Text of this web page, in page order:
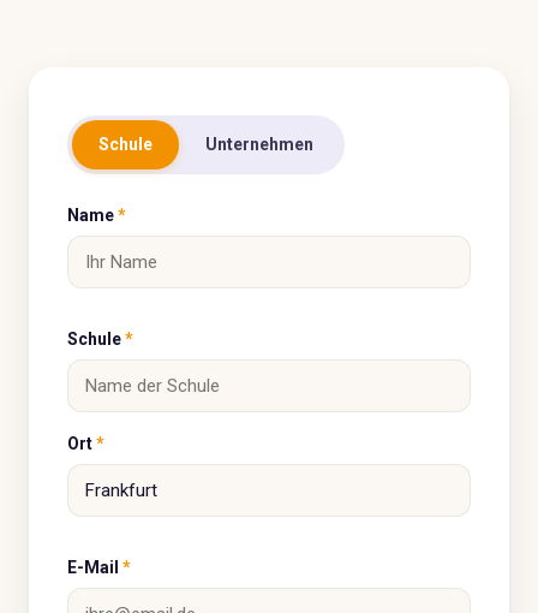
Schule Unternehmen
Name*
Schule*
Ort*
E-Mail *